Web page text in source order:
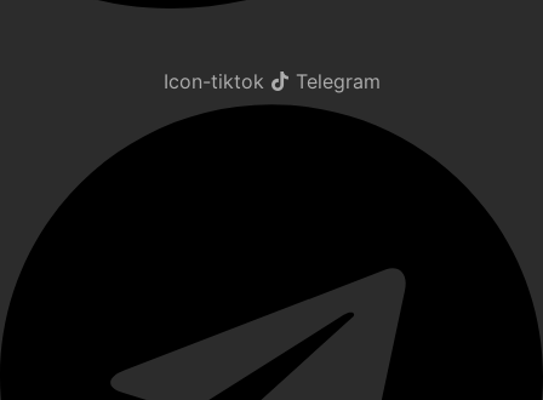
Icon-tiktok Telegram